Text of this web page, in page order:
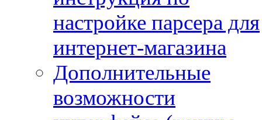
настройке парсера для
интернет-магазина
Дополнительные
возможности